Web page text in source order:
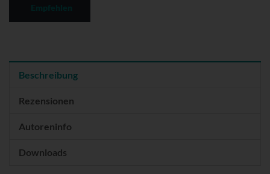
Beschreibung
Rezensionen
Autoreninfo
Downloads